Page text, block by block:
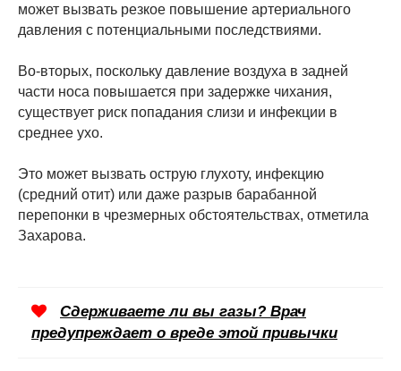
может вызвать резкое повышение артериального
давления с потенциальными последствиями.
Во-вторых, поскольку давление воздуха в задней
части носа повышается при задержке чихания,
существует риск попадания слизи и инфекции в
среднее ухо.
Это может вызвать острую глухоту, инфекцию
(средний отит) или даже разрыв барабанной
перепонки в чрезмерных обстоятельствах, отметила
Захарова.
Сдерживаете ли вы газы? Врач
предупреждает о вреде этой привычки